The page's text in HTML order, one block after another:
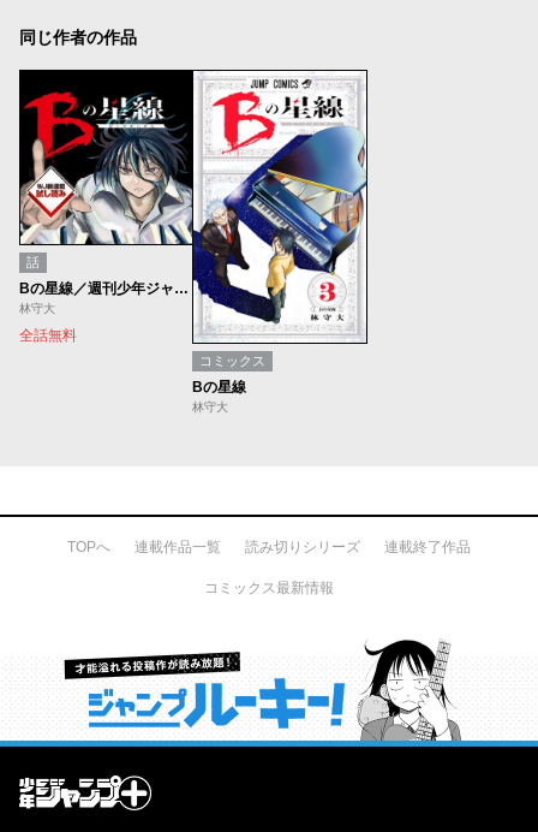
同じ作者の作品
話
Bの星線／週刊少年ジャンプ新連載試し読み
林守大
全話無料
コミックス
Bの星線
林守大
TOPへ 連載作品一覧 読み切りシリーズ 連載終了作品
コミックス最新情報
才能溢れる投稿作が読み放題！ ジャンプルーキー！